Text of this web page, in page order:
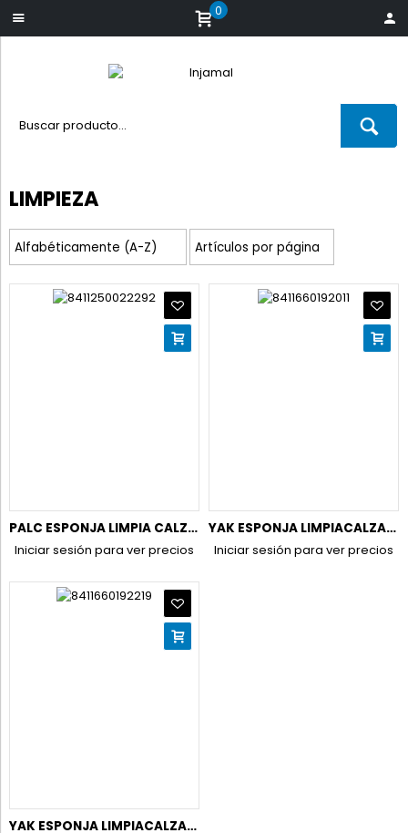
0
LIMPIEZA
PALC ESPONJA LIMPIA CALZADO OVALADA INCOLORO
Iniciar sesión para ver precios
YAK ESPONJA LIMPIACALZADO INCOLORO
Iniciar sesión para ver precios
YAK ESPONJA LIMPIACALZADO NEGRO